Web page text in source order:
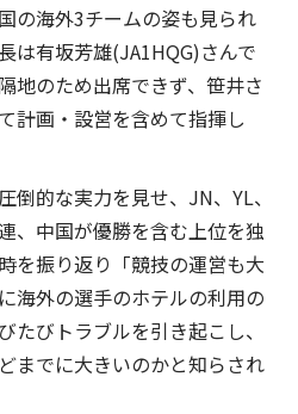
の海外3チームの姿も見られ
は有坂芳雄(JA1HQG)さんで
地のため出席できず、笹井さ
計画・設営を含めて指揮し
倒的な実力を見せ、JN、YL、
、中国が優勝を含む上位を独
を振り返り「競技の運営も大
海外の選手のホテルの利用の
たびトラブルを引き起こし、
までに大きいのかと知らされ